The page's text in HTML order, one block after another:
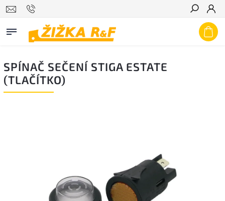
Hledat
SPÍNAČ SEČENÍ STIGA ESTATE
(TLAČÍTKO)